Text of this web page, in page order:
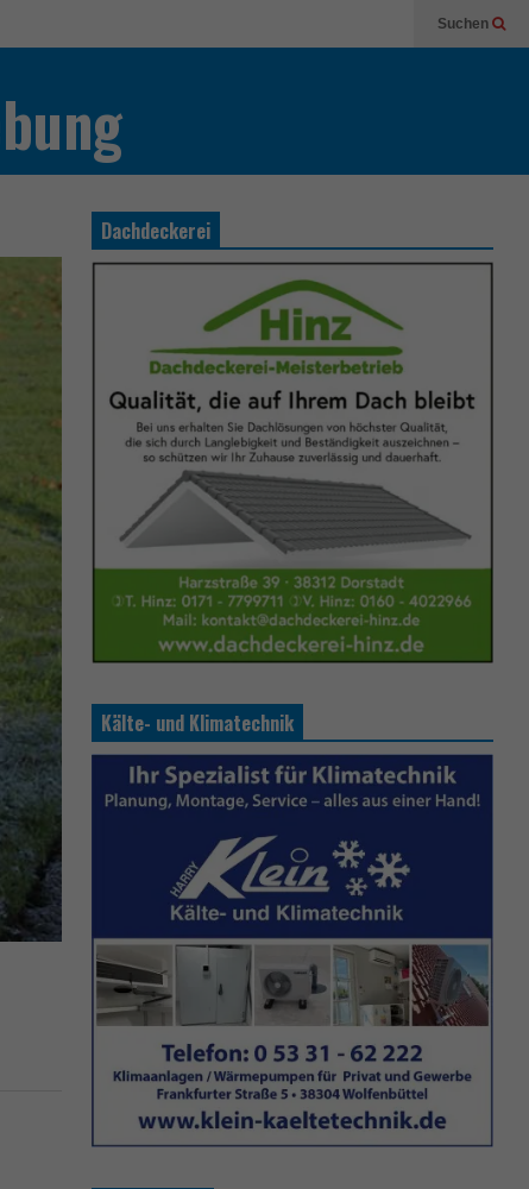
Suchen
Dachdeckerei
Kälte- und Klimatechnik